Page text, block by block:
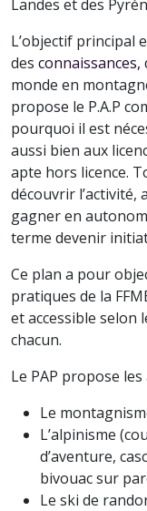
Landes et des
L’objectif principal
des connaissances,
monde en
propose le P.A.P
pourquoi il est
aussi bien aux
apte hors licence.
découvrir l’activité,
gagner en
terme devenir
Ce plan a pour
pratiques de la
et accessible selon
chacun.
Le PAP propose
Le
L’alpinisme
d’aventure,
bivouac sur
Le ski de